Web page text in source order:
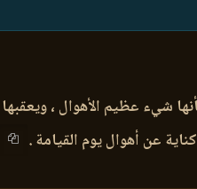
شيء عظيم الأهوال ،
كناية عن أهوال يوم القيامة .